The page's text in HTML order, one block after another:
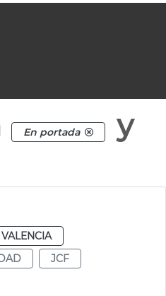
En portada
y
VALENCIA
JCF